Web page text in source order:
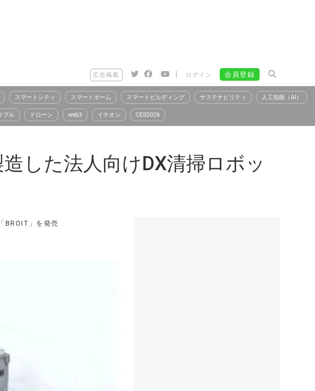
広告掲載 | ログイン 会員登録
スマートシティ スマートホーム スマートビルディング サステナビリティ 人工知能（AI）
ブル ドローン web3 イチオシ CES2026
した法人向けDX清掃ロボッ
BROIT」を発売